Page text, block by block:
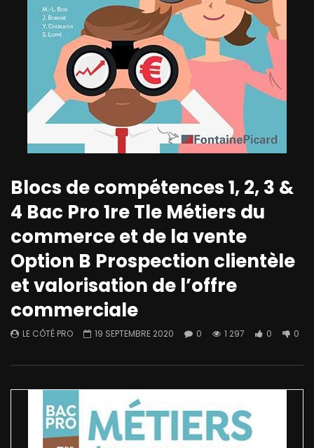
Blocs de compétences 1, 2, 3 &
4 Bac Pro 1re Tle Métiers du
commerce et de la vente
Option B Prospection clientèle
et valorisation de l’offre
commerciale
LE CÔTÉ PRO 19 SEPTEMBRE 2020 0 1 297 0 0